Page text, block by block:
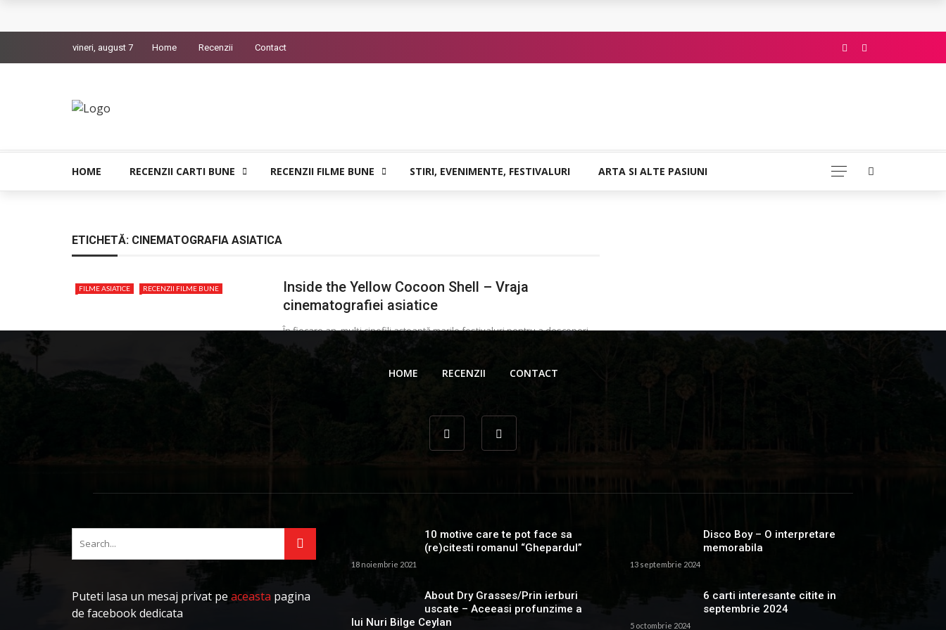
Bolla – O iubire interzisa din Pristina
Indragostitii de Franz K. – Justitiarii literaturii
vineri, august 7 Home Recenzii Contact
HOME RECENZII CARTI BUNE RECENZII FILME BUNE STIRI, EVENIMENTE, FESTIVALURI ARTA SI ALTE PASIUNI
ETICHETĂ: CINEMATOGRAFIA ASIATICA
FILME ASIATICE RECENZII FILME BUNE
Inside the Yellow Cocoon Shell – Vraja
cinematografiei asiatice
În fiecare an, mulţi cinefili așteaptă marile festivaluri pentru a descoperi
HOME RECENZII CONTACT
Puteti lasa un mesaj privat pe aceasta pagina
de facebook dedicata
10 motive care te pot face sa
(re)citesti romanul “Ghepardul”
18 noiembrie 2021
About Dry Grasses/Prin ierburi
uscate – Aceeasi profunzime a
lui Nuri Bilge Ceylan
Disco Boy – O interpretare
memorabila
13 septembrie 2024
6 carti interesante citite in
septembrie 2024
5 octombrie 2024